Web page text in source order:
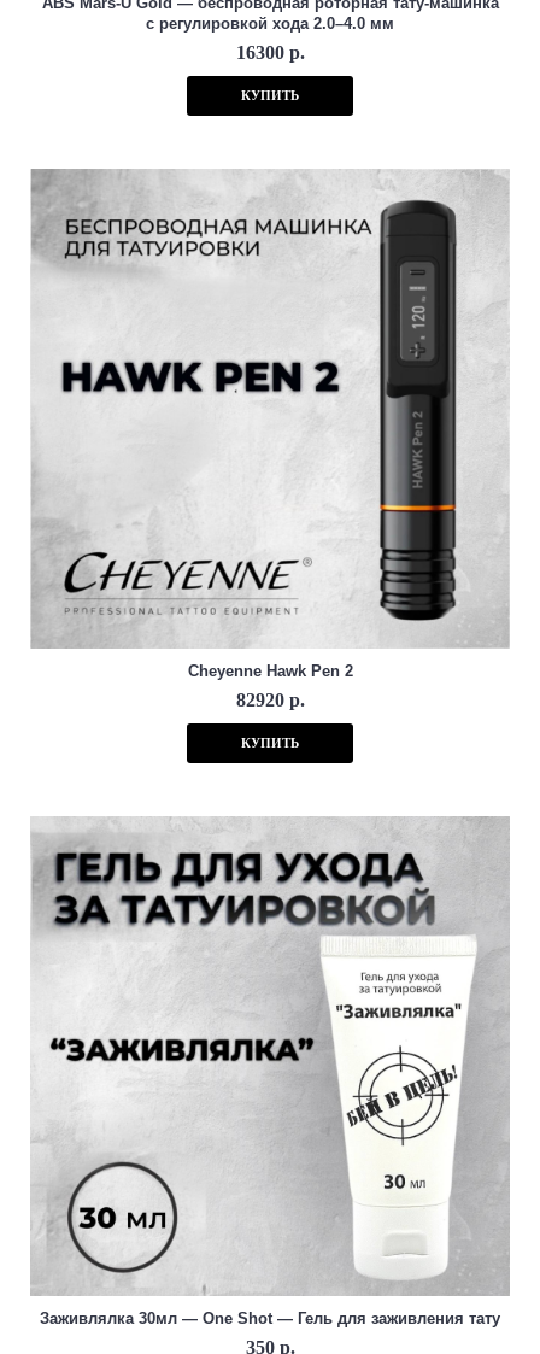
с регулировкой хода 2.0–4.0 мм
16300 р.
КУПИТЬ
Cheyenne Hawk Pen 2
82920 р.
КУПИТЬ
Заживлялка 30мл — One Shot — Гель для заживления тату
350 р.